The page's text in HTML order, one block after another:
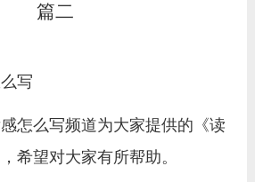
篇二
写
怎么写频道为大家提供的《读
希望对大家有所帮助。